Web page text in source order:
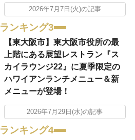
2026年7月7日(火)の記事
ランキング3
【東大阪市】東大阪市役所の最
上階にある展望レストラン『ス
カイラウンジ22』に夏季限定の
ハワイアンランチメニュー＆新
メニューが登場！
2026年7月29日(水)の記事
ランキング4